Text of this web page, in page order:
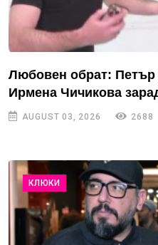
Любовен обрат: Петър
Ирмена Чичикова
AUGUST 03, 2026 2688
КЛЮКИ